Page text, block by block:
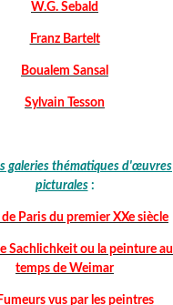
W.G. Sebald
Franz Bartelt
Boualem Sansal
Sylvain Tesson
galeries thématiques d'œuvres
picturales:
de Paris du premier XXe siècle
Sachlichkeit ou la peinture au
temps de Weimar
vus par les peintres